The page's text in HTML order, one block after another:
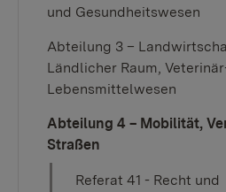
und Gesundheitswesen
Abteilung 3 –
Ländlicher Raum,
Lebensmittelwesen
Abteilung 4 – Mobilität,
Straßen
Referat 41 - Recht und